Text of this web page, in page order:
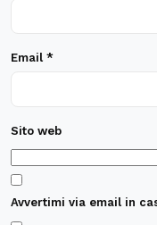
Email *
Sito web
Avvertimi via email in